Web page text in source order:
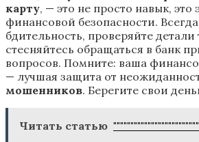
карту, — это не просто навык, это
финансовой безопасности.
бдительность, проверяйте
стесняйтесь обращаться в банк
вопросов. Помните: ваша
— лучшая защита от
мошенников. Берегите свои
Читать статью